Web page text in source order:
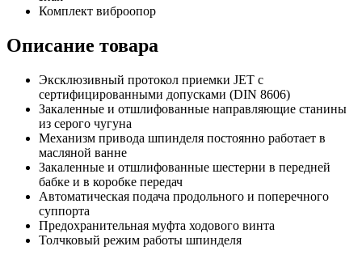
Комплект виброопор
Описание товара
Эксклюзивный протокол приемки JET с
сертифицированными допусками (DIN 8606)
Закаленные и отшлифованные направляющие станины
из серого чугуна
Механизм привода шпинделя постоянно работает в
масляной ванне
Закаленные и отшлифованные шестерни в передней
бабке и в коробке передач
Автоматическая подача продольного и поперечного
суппорта
Предохранительная муфта ходового винта
Толчковый режим работы шпинделя